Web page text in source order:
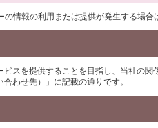
情報の利用または提供が発生する場
スを提供することを目指し、当社の
わせ先）」に記載の通りです。